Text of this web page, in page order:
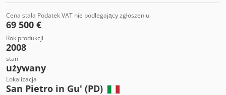
Cena stała Podatek VAT nie podlegający zgłoszeniu
69 500 €
Rok produkcji
2008
stan
używany
Lokalizacja
San Pietro in Gu' (PD)